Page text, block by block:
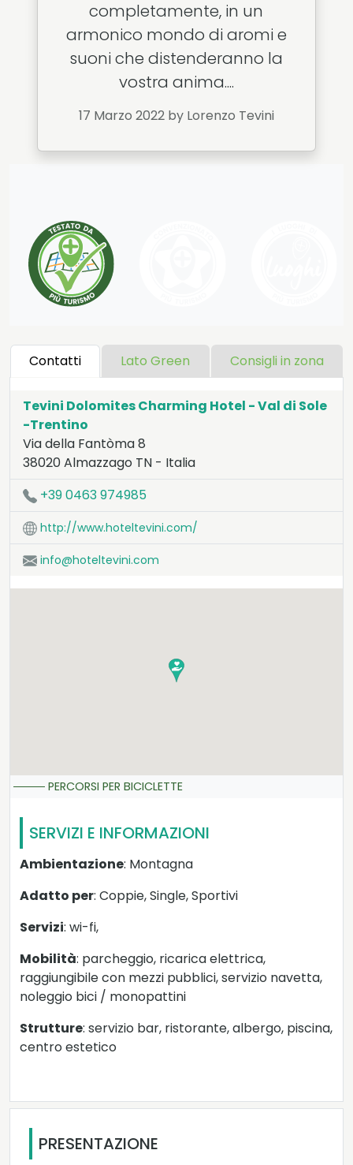
completamente, in un
armonico mondo di aromi e
suoni che distenderanno la
vostra anima....
17 Marzo 2022 by Lorenzo Tevini
Contatti Lato Green Consigli in zona
Tevini Dolomites Charming Hotel - Val di Sole
-Trentino
Via della Fantòma 8
38020Almazzago TN - Italia
LAT:46.319- LNG:10.842
+39 0463 974985
http://www.hoteltevini.com/
info@hoteltevini.com
PERCORSI PER BICICLETTE
SERVIZI E INFORMAZIONI
Ambientazione: Montagna
Adatto per: Coppie, Single, Sportivi
Servizi: wi-fi,
Mobilità: parcheggio, ricarica elettrica,
raggiungibile con mezzi pubblici, servizio navetta,
noleggio bici / monopattini
Strutture: servizio bar, ristorante, albergo, piscina,
centro estetico
PRESENTAZIONE